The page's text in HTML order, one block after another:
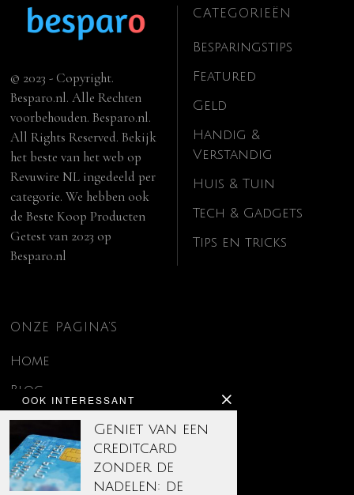
OOK INTERESSANT
Geniet van een
creditcard
zonder de
nadelen: de
© 2023 - Copyright.
Besparo.nl. Alle Rechten
voorbehouden. Besparo.nl.
All Rights Reserved. Bekijk
het beste van het web op
Revuwire NL ingedeeld per
categorie. We hebben ook
deBeste Koop Producten
Getest van 2023 op
Besparo.nl
CATEGORIEËN
Besparingstips
Featured
Geld
Handig &
Verstandig
Huis & Tuin
Tech & Gadgets
Tips en tricks
ONZE PAGINA’S
Home
Blog
Contact
Disclaimer
Over ons